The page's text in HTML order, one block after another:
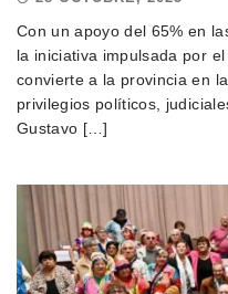
Con un apoyo del 65% en
la iniciativa impulsada por
convierte a la provincia en
privilegios políticos,
Gustavo […]